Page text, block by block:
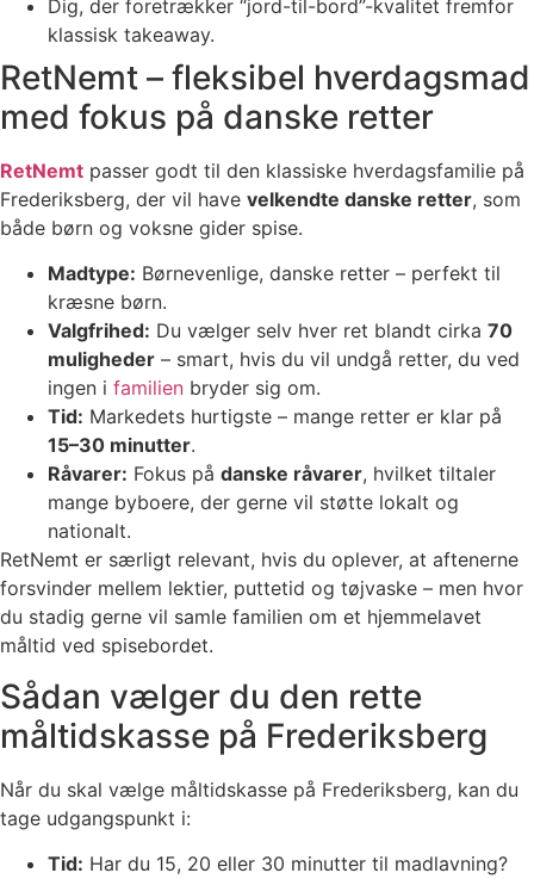
Dig, der foretrækker “jord-til-bord”-kvalitet fremfor
klassisk takeaway.
RetNemt – fleksibel hverdagsmad
med fokus på danske retter
RetNemt passer godt til den klassiske hverdagsfamilie på
Frederiksberg, der vil have velkendte danske retter, som
både børn og voksne gider spise.
Madtype: Børnevenlige, danske retter – perfekt til
kræsne børn.
Valgfrihed: Du vælger selv hver ret blandt cirka 70
muligheder – smart, hvis du vil undgå retter, du ved
ingen i familien bryder sig om.
Tid: Markedets hurtigste – mange retter er klar på
15–30 minutter.
Råvarer: Fokus på danske råvarer, hvilket tiltaler
mange byboere, der gerne vil støtte lokalt og
nationalt.
RetNemt er særligt relevant, hvis du oplever, at aftenerne
forsvinder mellem lektier, puttetid og tøjvaske – men hvor
du stadig gerne vil samle familien om et hjemmelavet
måltid ved spisebordet.
Sådan vælger du den rette
måltidskasse på Frederiksberg
Når du skal vælge måltidskasse på Frederiksberg, kan du
tage udgangspunkt i:
Tid: Har du 15, 20 eller 30 minutter til madlavning?